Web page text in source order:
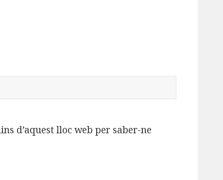
d’aquest lloc web per saber-ne